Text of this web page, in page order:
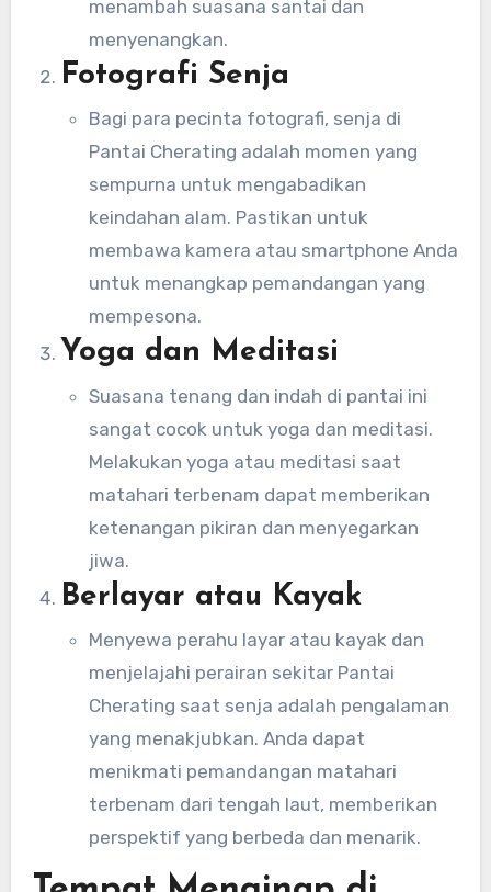
menambah suasana santai dan
menyenangkan.
Fotografi Senja
Bagi para pecinta fotografi, senja di
Pantai Cherating adalah momen yang
sempurna untuk mengabadikan
keindahan alam. Pastikan untuk
membawa kamera atau smartphone Anda
untuk menangkap pemandangan yang
mempesona.
Yoga dan Meditasi
Suasana tenang dan indah di pantai ini
sangat cocok untuk yoga dan meditasi.
Melakukan yoga atau meditasi saat
matahari terbenam dapat memberikan
ketenangan pikiran dan menyegarkan
jiwa.
Berlayar atau Kayak
Menyewa perahu layar atau kayak dan
menjelajahi perairan sekitar Pantai
Cherating saat senja adalah pengalaman
yang menakjubkan. Anda dapat
menikmati pemandangan matahari
terbenam dari tengah laut, memberikan
perspektif yang berbeda dan menarik.